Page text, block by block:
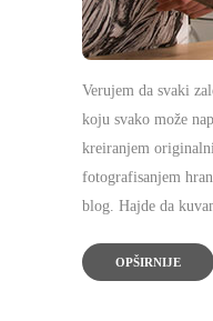
Verujem da svaki
koju svako može
kreiranjem
fotografisanjem
blog. Hajde da
OPŠIRNIJE